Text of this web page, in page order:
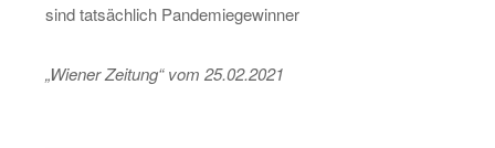
sind tat­säch­lich Pan­de­mie­ge­win­ner
„Wie­ner Zei­tung“ vom 25.02.2021